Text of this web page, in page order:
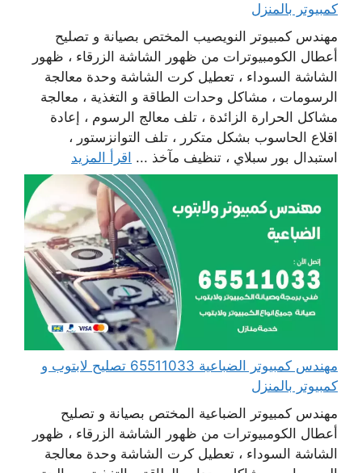
كمبيوتر بالمنزل
مهندس كمبيوتر النويصيب المختص بصيانة و تصليح
أعطال الكومبيوترات من ظهور الشاشة الزرقاء ، ظهور
الشاشة السوداء ، تعطيل كرت الشاشة وحدة معالجة
الرسومات ، مشاكل وحدات الطاقة و التغذية ، معالجة
مشاكل الحرارة الزائدة ، تلف معالج الرسوم ، إعادة
اقلاع الحاسوب بشكل متكرر ، تلف التوانزستور ،
استبدال بور سبلاي ، تنظيف مآخذ ... اقرأ المزيد
مهندس كمبيوتر الضباعية 65511033 تصليح لابتوب و
كمبيوتر بالمنزل
مهندس كمبيوتر الضباعية المختص بصيانة و تصليح
أعطال الكومبيوترات من ظهور الشاشة الزرقاء ، ظهور
الشاشة السوداء ، تعطيل كرت الشاشة وحدة معالجة